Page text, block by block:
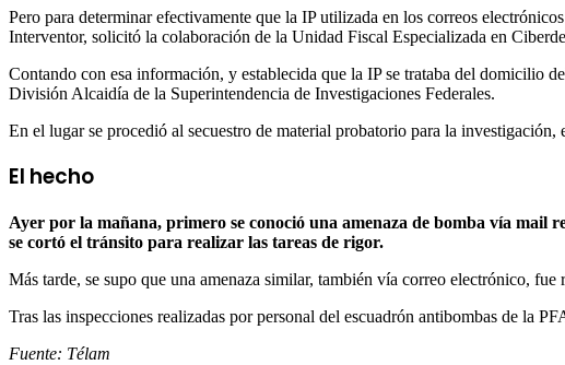
Pero para determinar efectivamente que la IP utilizada en los correos
Interventor, solicitó la colaboración de la Unidad Fiscal Especializada en
Contando con esa información, y establecida que la IP se trataba del domicilio
División Alcaidía de la Superintendencia de Investigaciones Federales.
En el lugar se procedió al secuestro de material probatorio para la
El hecho
Ayer por la mañana, primero se conoció una amenaza de bomba vía mail
se cortó el tránsito para realizar las tareas de rigor.
Más tarde, se supo que una amenaza similar, también vía correo electrónico,
Tras las inspecciones realizadas por personal del escuadrón antibombas de la
Fuente: Télam